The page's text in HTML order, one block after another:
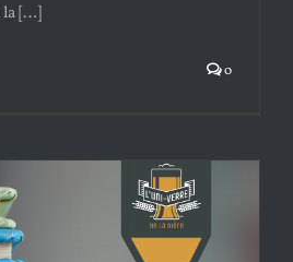
la […]
0